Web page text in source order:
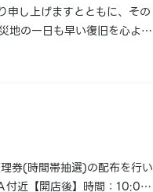
し上げますとともに、その
地の一日も早い復旧を心より
券(時間帯抽選)の配布を行い
近【開店後】時間：10:00